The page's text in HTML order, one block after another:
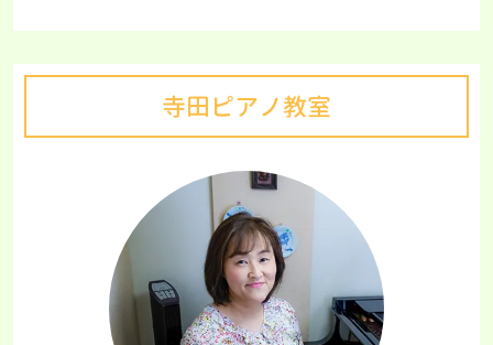
寺田ピアノ教室